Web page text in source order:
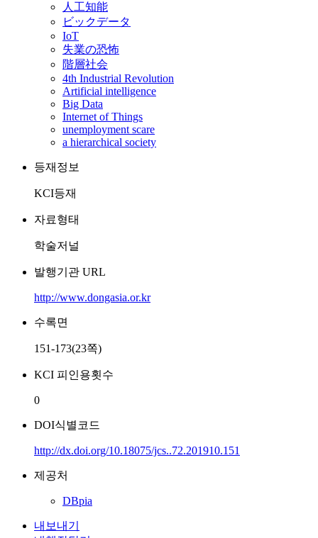
人工知能
ビックデータ
IoT
失業の恐怖
階層社会
4th Industrial Revolution
Artificial intelligence
Big Data
Internet of Things
unemployment scare
a hierarchical society
등재정보
KCI등재
자료형태
학술저널
발행기관 URL
http://www.dongasia.or.kr
수록면
151-173(23쪽)
KCI 피인용횟수
0
DOI식별코드
http://dx.doi.org/10.18075/jcs..72.201910.151
제공처
DBpia
내보내기